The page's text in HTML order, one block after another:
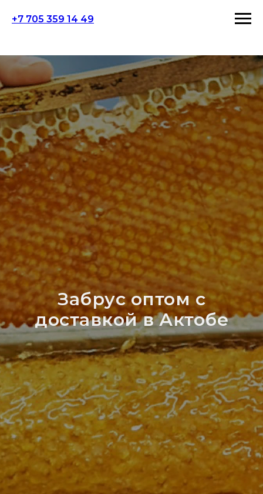
+7 705 359 14 49
Забрус оптом с
доставкой в Актобе